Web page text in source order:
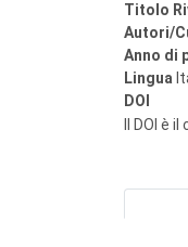
Titolo
Autori/
Anno di
Lingua
DOI
Il DOI è